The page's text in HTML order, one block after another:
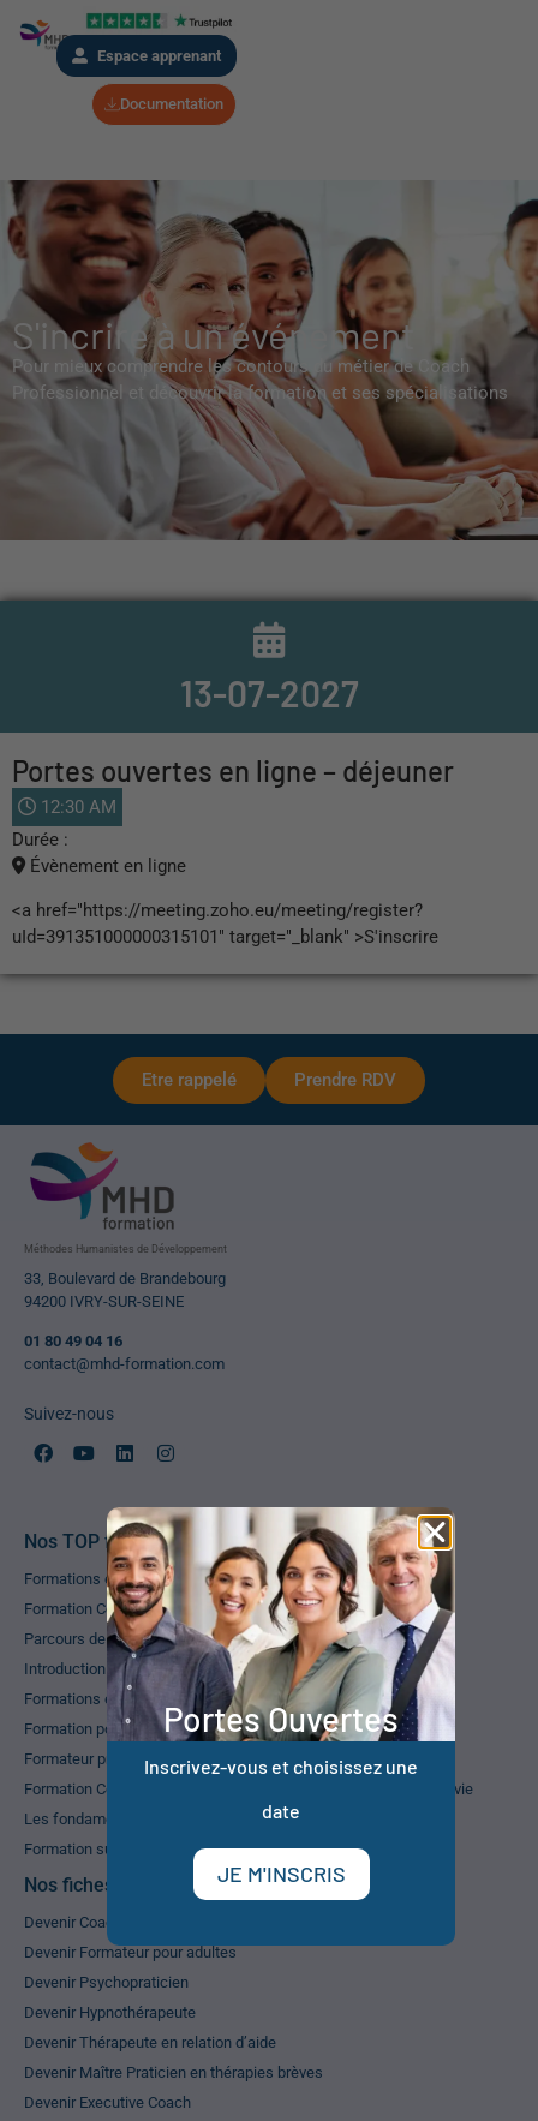
Espace apprenant
Documentation
S'incrire à un événement
Pour mieux comprendre les contours du métier de Coach
Professionnel et découvrir la formation et ses spécialisations
13-07-2027
Portes ouvertes en ligne – déjeuner
12:30 AM
Durée :
Évènement en ligne
<a href="https://meeting.zoho.eu/meeting/register?
uId=391351000000315101" target="_blank" >S'inscrire
Etre rappelé Prendre RDV
Méthodes Humanistes de Développement
33, Boulevard de Brandebourg
94200 IVRY-SUR-SEINE
01 80 49 04 16
contact@mhd-formation.com
Suivez-nous
Nos TOP formations
Formations en Management & Leadership
Formation Coach Professionnel certifié RNCP
Parcours de formations PNL
Introduction à l’approche systémique
Formations en thérapies brèves
Formation pour devenir hypnopraticien
Formateur professionnel pour adultes RNCP
Formation Coaching Développement Personnel ou Coaching de vie
Les fondamentaux de la relation d’aide
Formation superviseur
Nos fiches métiers
Devenir Coach de vie
Devenir Formateur pour adultes
Devenir Psychopraticien
Devenir Hypnothérapeute
Devenir Thérapeute en relation d’aide
Devenir Maître Praticien en thérapies brèves
Devenir Executive Coach
Portes Ouvertes
Inscrivez-vous et choisissez une
date
JE M'INSCRIS